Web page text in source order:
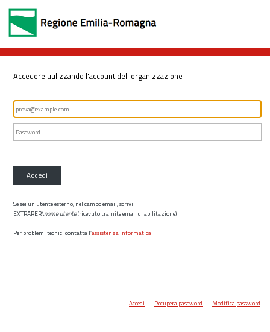
Accedere utilizzando l'account dell'organizzazione
Accedi
Se sei un utente esterno, nel campo email, scrivi
EXTRARER\nome utente(ricevuto tramite email di abilitazione)
Per problemi tecnici contatta l’assistenza informatica.
Accedi Recupera password Modifica password